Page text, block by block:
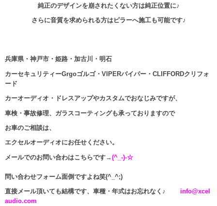
純正のデザインを崩されたくない方は純正位置に♪
さらに音質を求められる方はピラーへ施工も可能です♪
兵庫県・神戸市・姫路・加古川・明石
カーセキュリティーGrgoゴルゴ・VIPERバイパー・CLIFFORDクリフォ
ード
カーオーディオ・ドレスアップやカスタムでおなじみですが、
車検・事故修理、ガラスコーティングも承っておりますので
お車のご相談は、
エクセルオーディオにお任せください。
メールでのお問い合わはこちらです→(^_-)-☆
問い合わせフォーム面倒ですよね笑(^_^;)
直接メール頂いても結構です、車種・年式はお忘れなく♪
info@xcel
audio.com